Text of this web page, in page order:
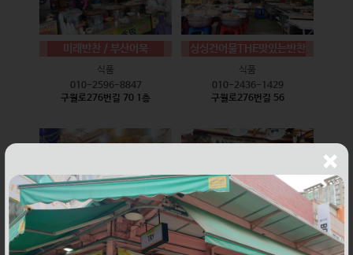
미래반찬 / 부산어묵
식품
010-2596-8847
구월로276번길 70 1층
싱싱건어물THE맛있는반찬
식품
010-2436-1429
구월로276번길 56
웰빙즉석손두부 윤하네건어물